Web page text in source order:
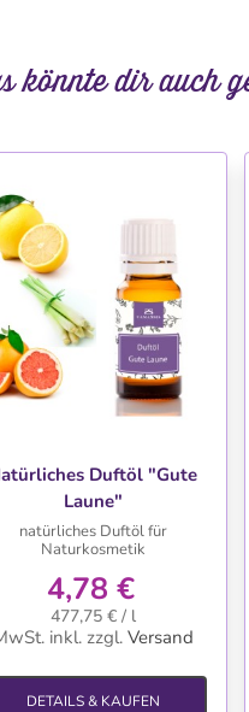
könnte dir auch
Duftöl "Gute
Laune"
natürliches Duftöl für
Naturkosmetik
4,78 €
477,75 € / l
inkl. zzgl. Versand
DETAILS & KAUFEN